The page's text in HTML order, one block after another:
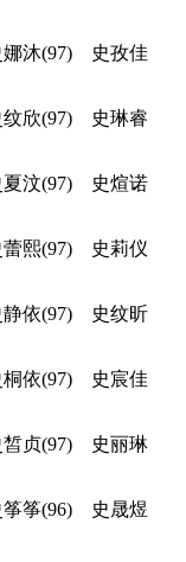
沐(97) 史孜佳
欣(97) 史琳睿
汶(97) 史煊诺
熙(97) 史莉仪
依(97) 史纹昕
依(97) 史宸佳
贞(97) 史丽琳
筝(96) 史晟煜